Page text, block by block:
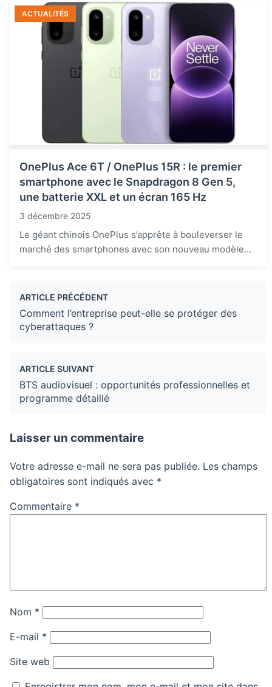
ACTUALITÉS
OnePlus Ace 6T / OnePlus 15R : le premier
smartphone avec le Snapdragon 8 Gen 5,
une batterie XXL et un écran 165 Hz
3 décembre 2025
Le géant chinois OnePlus s’apprête à bouleverser le
marché des smartphones avec son nouveau modèle...
ARTICLE PRÉCÉDENT
Comment l’entreprise peut-elle se protéger des
cyberattaques ?
ARTICLE SUIVANT
BTS audiovisuel : opportunités professionnelles et
programme détaillé
Laisser un commentaire
Votre adresse e-mail ne sera pas publiée. Les champs
obligatoires sont indiqués avec *
Commentaire *
Nom *
E-mail *
Site web